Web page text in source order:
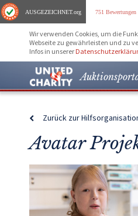
AUSGEZEICHNET.org 751 Bewertungen
Wir verwenden Cookies, um die
Webseite zu gewährleisten und zu
Infos in unserer
Zurück zur
Avatar